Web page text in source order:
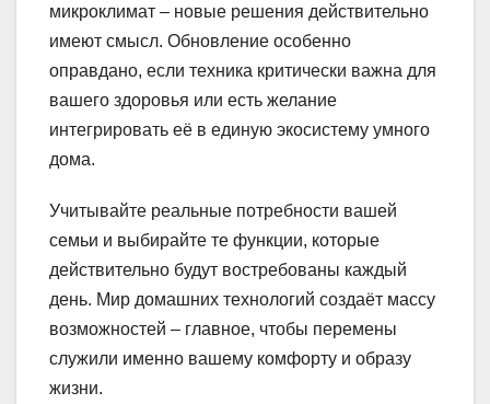
микроклимат – новые решения действительно
имеют смысл. Обновление особенно
оправдано, если техника критически важна для
вашего здоровья или есть желание
интегрировать её в единую экосистему умного
дома.
Учитывайте реальные потребности вашей
семьи и выбирайте те функции, которые
действительно будут востребованы каждый
день. Мир домашних технологий создаёт массу
возможностей – главное, чтобы перемены
служили именно вашему комфорту и образу
жизни.